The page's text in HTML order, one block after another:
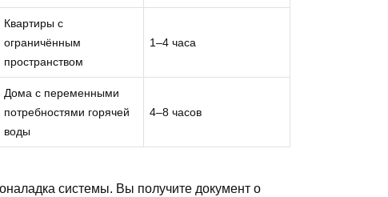
Квартиры с
ограничённым
пространством
1–4 часа
Дома с переменными
потребностями горячей
воды
4–8 часов
системы. Вы получите документ о